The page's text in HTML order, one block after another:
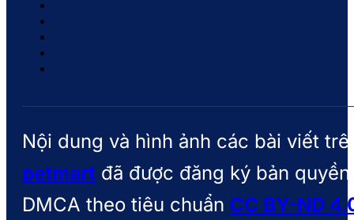
Nội dung và hình ảnh các bài viết
petmart đã được đăng ký bản quyền
DMCA theo tiêu chuẩn CC BY-ND